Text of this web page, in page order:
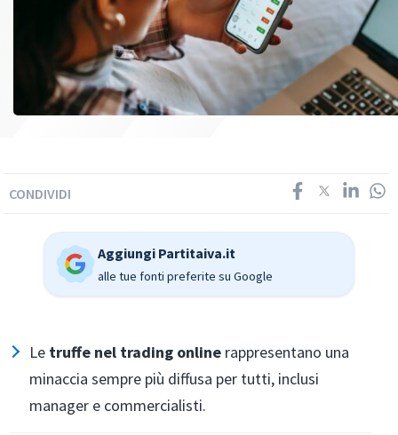
CONDIVIDI
Aggiungi Partitaiva.it
alle tue fonti preferite su Google
Le truffe nel trading online rappresentano una
minaccia sempre più diffusa per tutti, inclusi
manager e commercialisti.